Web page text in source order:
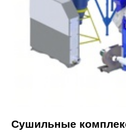
Сушильные